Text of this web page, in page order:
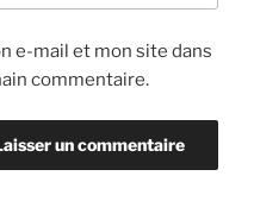
e-mail et mon site dans
commentaire.